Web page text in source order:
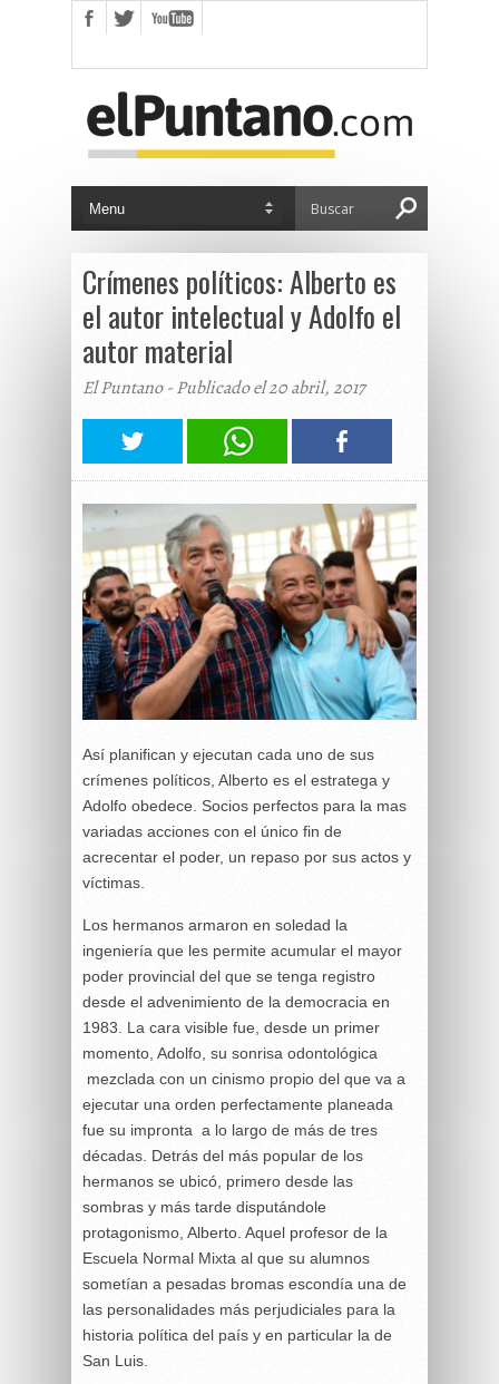
Crímenes políticos: Alberto es
el autor intelectual y Adolfo el
autor material
El Puntano - Publicado el 20 abril, 2017
Así planifican y ejecutan cada uno de sus
crímenes políticos, Alberto es el estratega y
Adolfo obedece. Socios perfectos para la mas
variadas acciones con el único fin de
acrecentar el poder, un repaso por sus actos y
víctimas.
Los hermanos armaron en soledad la
ingeniería que les permite acumular el mayor
poder provincial del que se tenga registro
desde el advenimiento de la democracia en
1983. La cara visible fue, desde un primer
momento, Adolfo, su sonrisa odontológica
mezclada con un cinismo propio del que va a
ejecutar una orden perfectamente planeada
fue su impronta a lo largo de más de tres
décadas. Detrás del más popular de los
hermanos se ubicó, primero desde las
sombras y más tarde disputándole
protagonismo, Alberto. Aquel profesor de la
Escuela Normal Mixta al que su alumnos
sometían a pesadas bromas escondía una de
las personalidades más perjudiciales para la
historia política del país y en particular la de
San Luis.